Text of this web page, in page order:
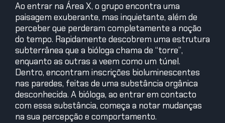
Ao entrar na Área X, o grupo encontra uma
paisagem exuberante, mas inquietante, além de
perceber que perderam completamente a noção
do tempo. Rapidamente descobrem uma estrutura
subterrânea que a bióloga chama de “torre”,
enquanto as outras a veem como um túnel.
Dentro, encontram inscrições bioluminescentes
nas paredes, feitas de uma substância orgânica
desconhecida. A bióloga, ao entrar em contacto
com essa substância, começa a notar mudanças
na sua percepção e comportamento.